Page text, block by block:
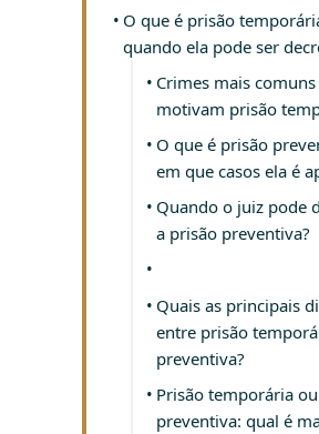
O que é prisão
quando ela pode ser
Crimes mais
motivam prisão
O que é prisão
em que casos ela é
Quando o juiz pode
a prisão preventiva?
Quais as principais
entre prisão
preventiva?
Prisão temporária ou
preventiva: qual é